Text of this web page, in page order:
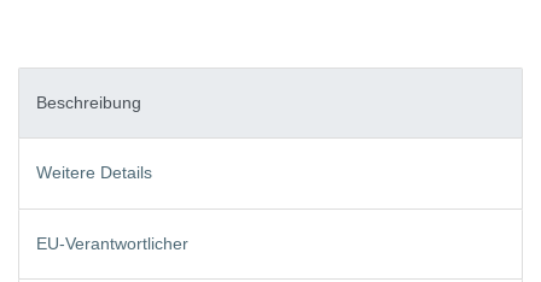
Beschreibung
Weitere Details
EU-Verantwortlicher